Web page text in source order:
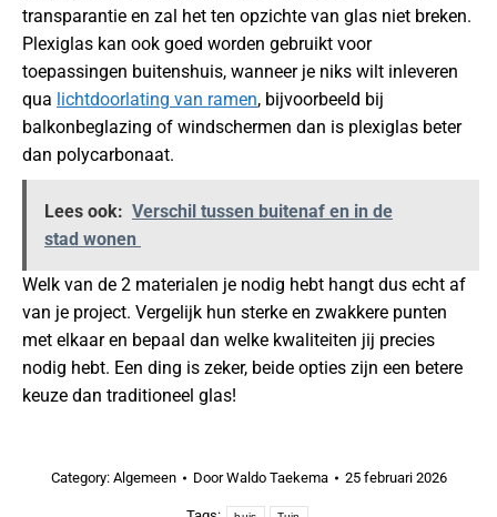
transparantie en zal het ten opzichte van glas niet breken.
Plexiglas kan ook goed worden gebruikt voor
toepassingen buitenshuis, wanneer je niks wilt inleveren
qua lichtdoorlating van ramen, bijvoorbeeld bij
balkonbeglazing of windschermen dan is plexiglas beter
dan polycarbonaat.
Lees ook: Verschil tussen buitenaf en in de
stad wonen
Welk van de 2 materialen je nodig hebt hangt dus echt af
van je project. Vergelijk hun sterke en zwakkere punten
met elkaar en bepaal dan welke kwaliteiten jij precies
nodig hebt. Een ding is zeker, beide opties zijn een betere
keuze dan traditioneel glas!
Category: Algemeen DoorWaldo Taekema 25 februari 2026